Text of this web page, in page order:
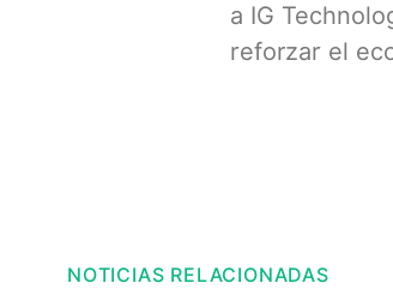
a IG
reforzar el
NOTICIAS RELACIONADAS